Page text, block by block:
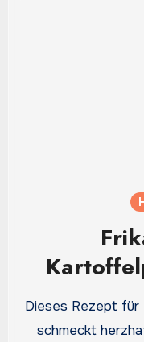
das
Dieses Rezept für
schmeckt